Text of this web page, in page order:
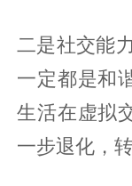
二是社交能
一定都是和
生活在虚拟
一步退化，